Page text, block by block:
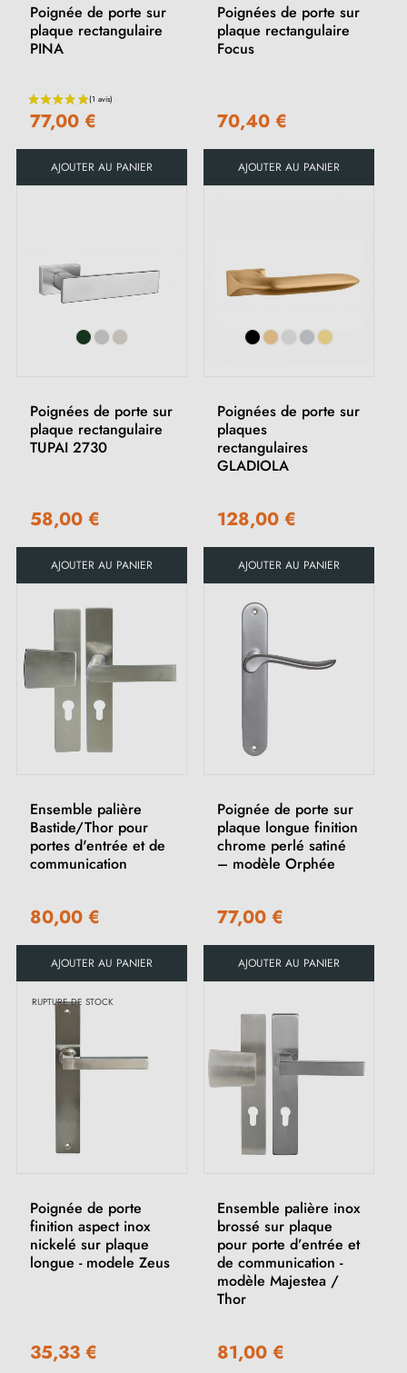
Poignée de porte sur
plaque rectangulaire
PINA
77,00 €
AJOUTER AU PANIER
Poignées de porte sur
plaque rectangulaire
Focus
70,40 €
AJOUTER AU PANIER
Poignées de porte sur
plaque rectangulaire
TUPAI 2730
58,00 €
AJOUTER AU PANIER
Poignées de porte sur
plaques
rectangulaires
GLADIOLA
128,00 €
AJOUTER AU PANIER
Ensemble palière
Bastide/Thor pour
portes d'entrée et de
communication
80,00 €
AJOUTER AU PANIER
Poignée de porte sur
plaque longue finition
chrome perlé satiné
– modèle Orphée
77,00 €
AJOUTER AU PANIER
RUPTURE DE STOCK
Poignée de porte
finition aspect inox
nickelé sur plaque
longue - modele Zeus
35,33 €
Ensemble palière inox
brossé sur plaque
pour porte d’entrée et
de communication -
modèle Majestea /
Thor
81,00 €